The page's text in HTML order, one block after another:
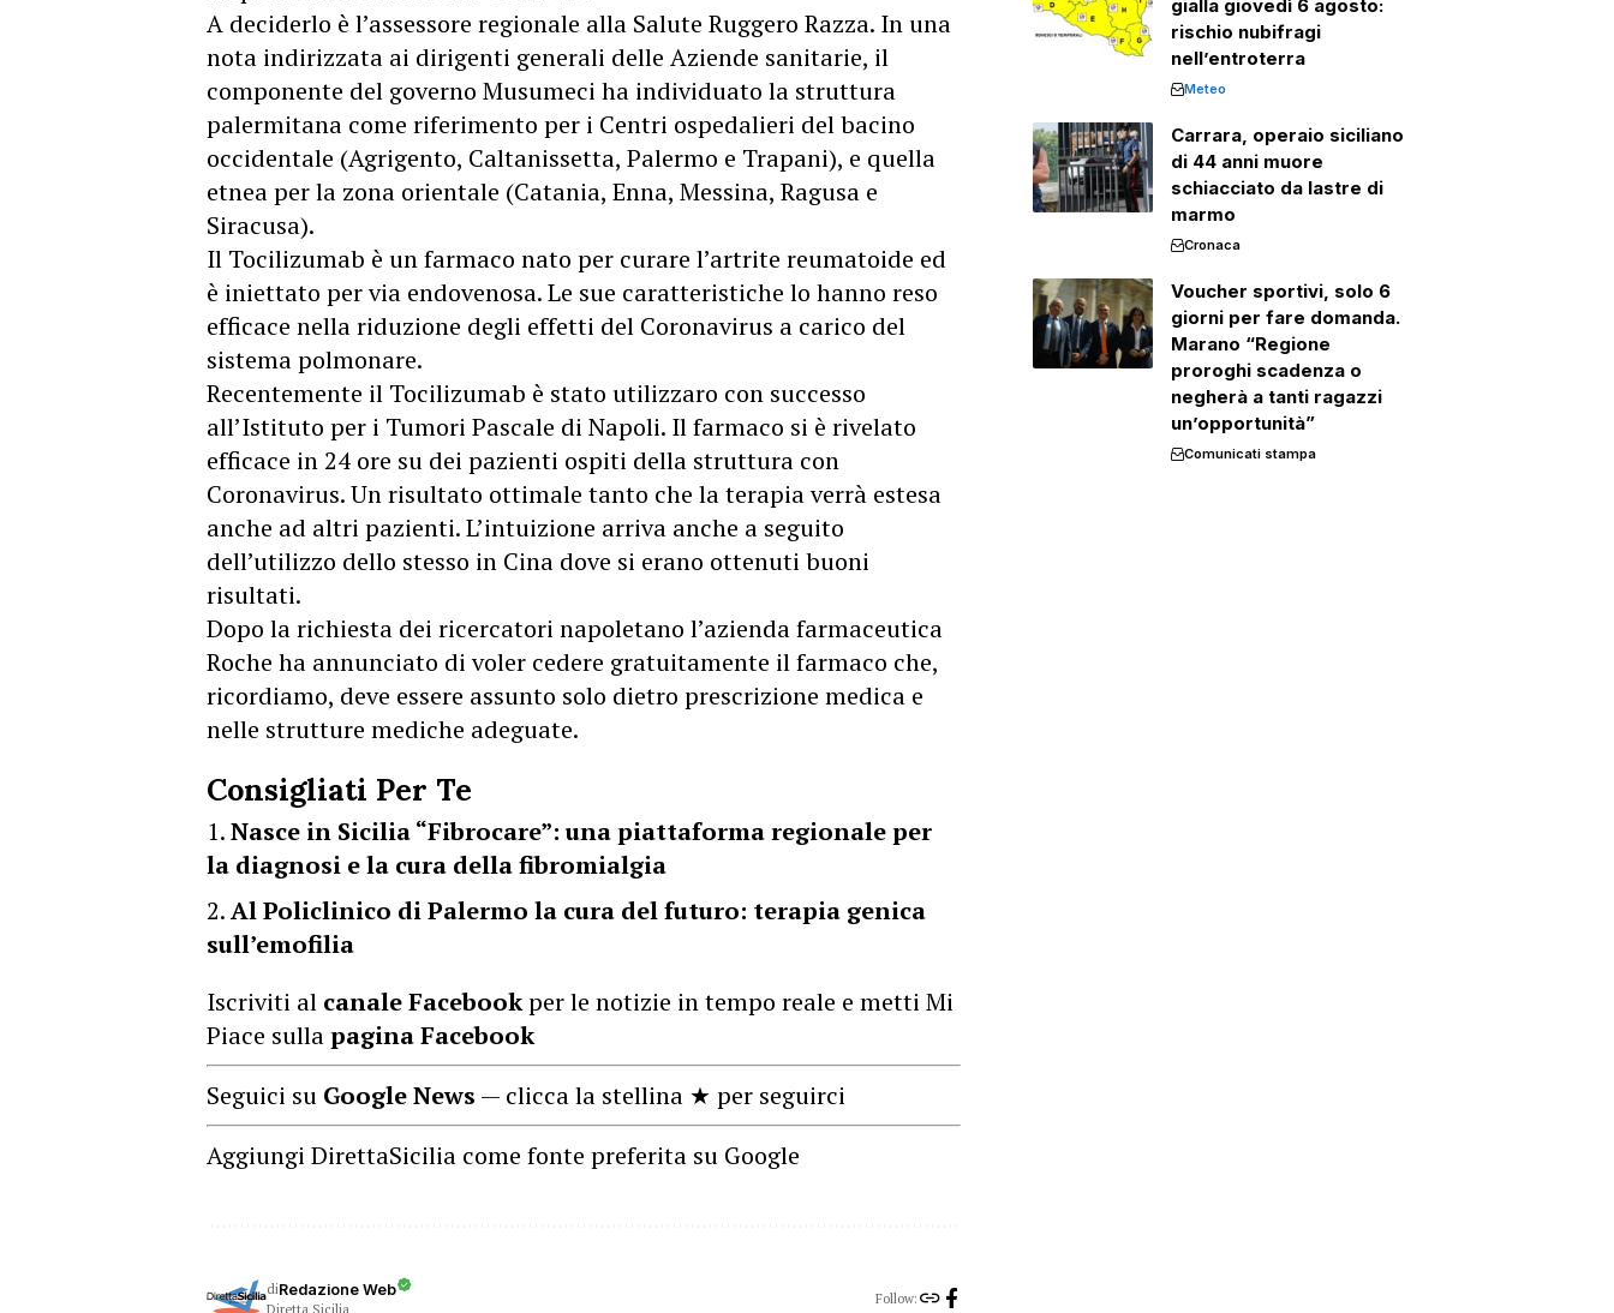
A deciderlo è l’assessore regionale alla Salute Ruggero Razza. In una
nota indirizzata ai dirigenti generali delle Aziende sanitarie, il
componente del governo Musumeci ha individuato la struttura
palermitana come riferimento per i Centri ospedalieri del bacino
occidentale (Agrigento, Caltanissetta, Palermo e Trapani), e quella
etnea per la zona orientale (Catania, Enna, Messina, Ragusa e
Siracusa).
Il Tocilizumab è un farmaco nato per curare l’artrite reumatoide ed
è iniettato per via endovenosa. Le sue caratteristiche lo hanno reso
efficace nella riduzione degli effetti del Coronavirus a carico del
sistema polmonare.
Recentemente il Tocilizumab è stato utilizzaro con successo
all’Istituto per i Tumori Pascale di Napoli. Il farmaco si è rivelato
efficace in 24 ore su dei pazienti ospiti della struttura con
Coronavirus. Un risultato ottimale tanto che la terapia verrà estesa
anche ad altri pazienti. L’intuizione arriva anche a seguito
dell’utilizzo dello stesso in Cina dove si erano ottenuti buoni
risultati.
Dopo la richiesta dei ricercatori napoletano l’azienda farmaceutica
Roche ha annunciato di voler cedere gratuitamente il farmaco che,
ricordiamo, deve essere assunto solo dietro prescrizione medica e
nelle strutture mediche adeguate.
Consigliati Per Te
Nasce in Sicilia “Fibrocare”: una piattaforma regionale per
la diagnosi e la cura della fibromialgia
Al Policlinico di Palermo la cura del futuro: terapia genica
sull’emofilia
Iscriviti al canale Facebookper le notizie in tempo reale e metti Mi
Piace sullapagina Facebook
Seguici su Google News — clicca la stellina ★ per seguirci
Aggiungi DirettaSicilia come fonte preferita su Google
diRedazione Web
Diretta Sicilia
Follow:
gialla giovedì 6 agosto:
rischio nubifragi
nell’entroterra
Meteo
Carrara, operaio siciliano
di 44 anni muore
schiacciato da lastre di
marmo
Cronaca
Voucher sportivi, solo 6
giorni per fare domanda.
Marano “Regione
proroghi scadenza o
negherà a tanti ragazzi
un’opportunità”
Comunicati stampa